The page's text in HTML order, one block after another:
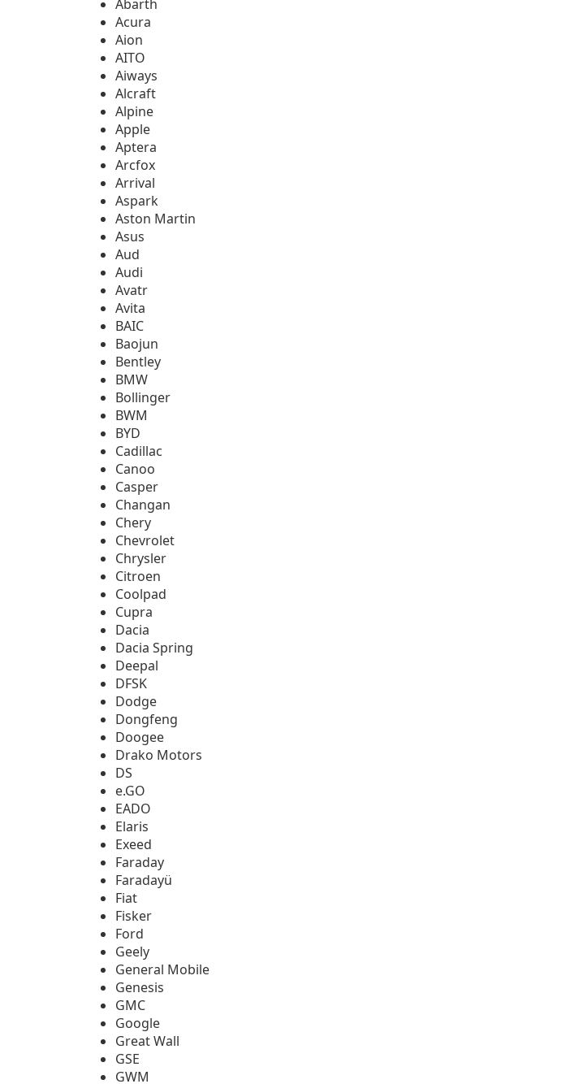
Abarth
Acura
Aion
AITO
Aiways
Alcraft
Alpine
Apple
Aptera
Arcfox
Arrival
Aspark
Aston Martin
Asus
Aud
Audi
Avatr
Avita
BAIC
Baojun
Bentley
BMW
Bollinger
BWM
BYD
Cadillac
Canoo
Casper
Changan
Chery
Chevrolet
Chrysler
Citroen
Coolpad
Cupra
Dacia
Dacia Spring
Deepal
DFSK
Dodge
Dongfeng
Doogee
Drako Motors
DS
e.GO
EADO
Elaris
Exeed
Faraday
Faradayü
Fiat
Fisker
Ford
Geely
General Mobile
Genesis
GMC
Google
Great Wall
GSE
GWM